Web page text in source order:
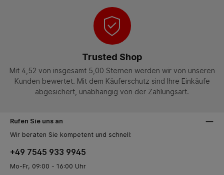
Trusted Shop
Mit 4,52 von insgesamt 5,00 Sternen werden wir von unseren
Kunden bewertet. Mit dem Käuferschutz sind Ihre Einkäufe
abgesichert, unabhängig von der Zahlungsart.
Rufen Sie uns an
Wir beraten Sie kompetent und schnell:
+49 7545 933 9945
Mo-Fr, 09:00 - 16:00 Uhr